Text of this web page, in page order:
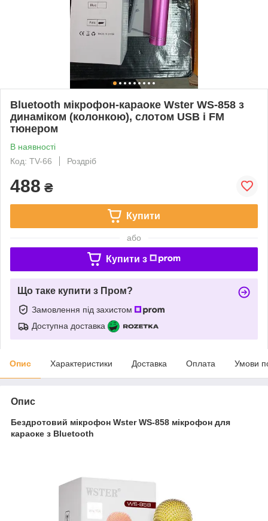
Bluetooth мікрофон-караоке Wster WS-858 з
динаміком (колонкою), слотом USB і FM
тюнером
В наявності
Код: TV-66
Роздріб
488 ₴
Купити
або
Купити з
Що таке купити з Пром?
Замовлення під захистом
Доступна доставка
Опис Характеристики Доставка Оплата Умови
Опис
Бездротовий мікрофон Wster WS-858 мікрофон для
караоке з Bluetooth